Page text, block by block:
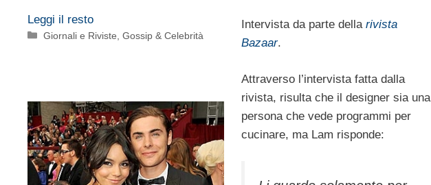
Leggi il resto
Categorie
Giornali e Riviste ,Gossip & Celebrità
Intervista da parte della rivista
Bazaar.
Attraverso l’intervista fatta dalla
rivista, risulta che il designer sia una
persona che vede programmi per
cucinare, ma Lam risponde: